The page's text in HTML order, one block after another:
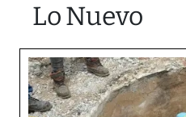
Lo Nuevo